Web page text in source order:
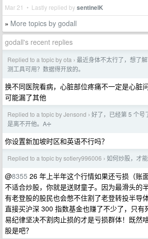
Mar 21 • Lastly replied bysentinelK
» More topics by godall
godall's recent replies
Replied to a topic by ota › 最近身体不太行了，想了
测工具可用？数据得开放的。
换不同医院看病，心脏部位疼痛不一定是心脏
可能漏了其他
Replied to a topic by Jensond › 好了，已经第 5 个号
是离不开他。A➗
你设置新加坡时区和英语不行吗？
Replied to a topic by sotiery996006 › 如何炒股，才
@8355 26 年上半年这个行情如果还亏损（账
不适合炒股，你就是送财童子。因为最滑头的
有老登股的股民也会憋不住割了老登转投半导
直接买沪深 300 指数基金也赚了不少了，只有
易纪律坚决不割肉止损的才是亏损群体！既然
股是吧？